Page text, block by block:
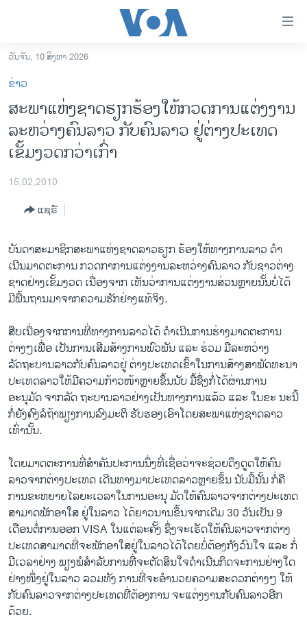
ເຂົ້າ
ຫາ
ຂ້າມ
ຂ້າມ
ໄປ
ຫາ
ຊອກ
ອາເມຣິກາ
ການເລືອກຕັ້ງ ປະທານາທີບໍດີ ສະຫະລັດ 2024
ອິດສະຫຼະພາບດ້ານການຂ່າວ
ຊີວິດຊາວລາວ
ຊຸມຊົນຊາວລາວ
ວິທະຍາສາດ-ເທັກໂນໂລຈີ
ທຸລະກິດ
ພາສາອັງກິດ
ວີດີໂອ
ສຽງ
ລາຍງານ
ຕິດຕາມພວກເຮົາ ທີ່
ພາສາຕ່າງໆ
ວັນຈັນ, 10 ສິງຫາ 2026
ຂ່າວ
ສະພາແຫ່ງຊາດຮຽກຮ້ອງໃຫ້ກວດການແຕ່ງງານ
ລະຫວ່າງຄົນລາວ ກັບຄົນລາວ ຢູ່ຕ່າງປະເທດ
ເຂັ້ມງວດກວ່າເກົ່າ
15,02,2010
ແຊຣ໌
ບັນດາສະມາຊິກສະພາແຫ່ງຊາດລາວຮຽກ ຮ້ອງໃຫ້ທາງການລາວ ດຳ
ເນີນມາດຕະການ ກວດກາການແຕ່ງງານລະຫວ່າງຄົນລາວ ກັບຊາວຕ່າງ
ຊາດຢ່າງເຂັ້ມງວດ ເນື່ອງຈາກ ເຫັນວ່າການແຕ່ງງານສ່ວນຫຼາຍນັ້ນບໍ່ໄດ້
ມີພື້ນຖານມາຈາກຄວາມຮັກຢ່າງແທ້ຈິງ.
ສືບເນື່ອງຈາກການທີ່ທາງການລາວໄດ້ ດຳເນີນການຮ່າງມາດຕະການ
ຕ່າງໆເພື່ອ ເປັນການເສີມສ້າງການພົວພັນ ແລະ ຮ່ວມ ມືລະຫວ່າງ
ລັດຖະບານລາວກັບຄົນລາວຢູ່ ຕ່າງປະເທດເຂົ້າໃນການສ້າງສາພັດທະນາ
ປະເທດລາວໃຫ້ມີຄວາມກ້າວໜ້າຫຼາຍຂຶ້ນນັບ ມື້ຊຶ່ງກໍ່ໄດ້ຜ່ານການ
ອະນຸມັດ ຈາກລັດ ຖະບານລາວຢ່າງເປັນທາງການແລ້ວ ແລະ ໃນຂະ ນະນີ້
ກໍ່ຍັງຄົງລໍຖ້າພຽງການລົງມະຕິ ຮັບຮອງເອົາໂດຍສະພາແຫ່ງຊາດລາວ
ເທົ່ານັ້ນ.
ໂດຍມາດຕະການທີ່ສຳຄັນປະການນຶ່ງທີ່ເຊື່ອວ່າຈະຊ່ວຍດຶງດູດໃຫ້ຄົນ
ລາວຈາກຕ່າງປະເທດ ເດີນທາງມາປະເທດລາວຫຼາຍຂຶ້ນ ນັບມື້ນັ້ນ ກໍ່ຄື
ການຂະຫຍາຍໄລຍະເວລາໃນການອະນຸ ມັດໃຫ້ຄົນລາວຈາກຕ່າງປະເທດ
ສາມາດພັກອາໃສ ຢູ່ໃນລາວ ໄດ້ຍາວນານຂຶ້ນຈາກເດີມ 30 ວັນເປັນ 9
ເດືອນຕໍ່ການອອກ VISA ໃນແຕ່ລະຄັ້ງ ຊຶ່ງຈະເຮັດໃຫ້ຄົນລາວຈາກຕ່າງ
ປະເທດສາມາດທີ່ຈະພັກອາໃສຢູ່ໃນລາວໄດ້ໂດຍບໍ່ຕ້ອງກັງວົນໃຈ ແລະ ກໍ່
ມີເວລາຢ່າງ ພຽງພໍສຳລັບການທີ່ຈະຕັດສິນໃຈດຳເນີນກິດຈະການຢ່າງໃດ
ຢ່າງໜຶ່ງຢູ່ໃນລາວ ລວມທັງ ການທີ່ຈະອຳນວຍຄວາມສະດວກຕ່າງໆ ໃຫ້
ກັບຄົນລາວຈາກຕ່າງປະເທດທີ່ຕ້ອງການ ຈະແຕ່ງງານກັບຄົນລາວອີກ
ດ້ວຍ.